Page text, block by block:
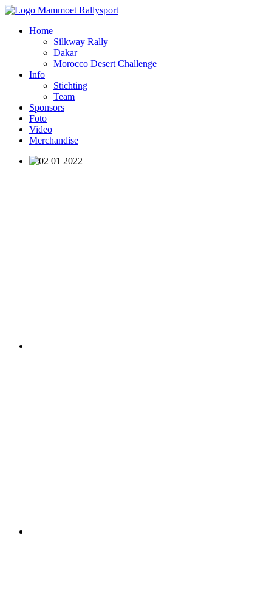
Home
Silkway Rally
Dakar
Morocco Desert Challenge
Info
Stichting
Team
Sponsors
Foto
Video
Merchandise